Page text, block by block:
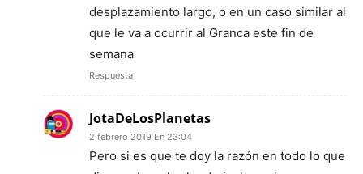
desplazamiento largo, o en un caso similar al
que le va a ocurrir al Granca este fin de
semana
Respuesta
JotaDeLosPlanetas
2 febrero 2019 En 23:04
Pero si es que te doy la razón en todo lo que